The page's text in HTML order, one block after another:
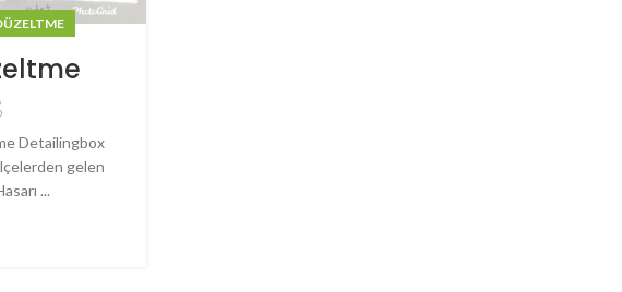
Detailingbox
gelen
...